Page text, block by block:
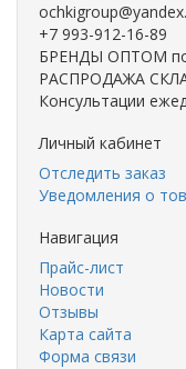
+7 993-912-16-89
БРЕНДЫ ОПТОМ по
РАСПРОДАЖА
Консультации
Личный кабинет
Отследить заказ
Уведомления о
Навигация
Прайс-лист
Новости
Отзывы
Карта сайта
Форма связи